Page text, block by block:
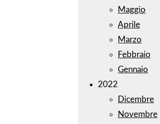
Maggio
Aprile
Marzo
Febbraio
Gennaio
2022
Dicembre
Novembre